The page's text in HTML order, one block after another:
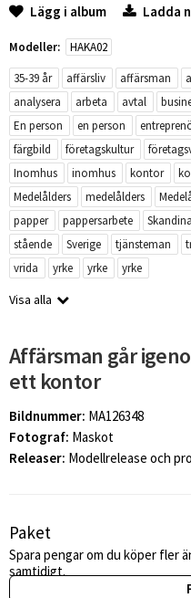
Lägg i album Ladda
Modeller:
HAKA02
35-39 år
affärsliv affärsman
analysera
arbeta avtal
En person
en person
färgbild
företagskultur
Inomhus
inomhus kontor
Medelålders
medelålders
papper
pappersarbete
stående
Sverige tjänsteman
vrida
yrke yrke yrke
Visa alla
Affärsman går
ett kontor
Bildnummer: MA126348
Fotograf: Maskot
Releaser: Modellrelease och
Paket
Spara pengar om du köper fler
samtidigt.